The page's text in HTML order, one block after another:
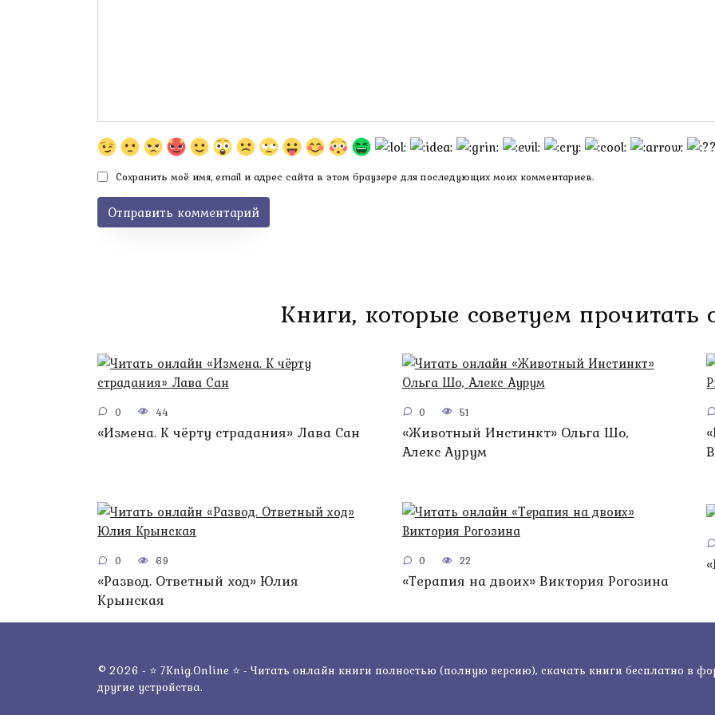
Сохранить моё имя, email и адрес сайта в этом браузере для последующих моих комментариев.
Книги, которые советуем прочитать
0 44
«Измена. К чёрту страдания» Лава Сан
0 51
«Животный Инстинкт» Ольга Шо,
Алекс Аурум
0 69
«Развод. Ответный ход» Юлия
Крынская
0 22
«Терапия на двоих» Виктория Рогозина
© 2026 - ⭐ 7Knig.Online ⭐ - Читать онлайн книги полностью (полную версию), скачать книги бесплатно в
другие устройства.